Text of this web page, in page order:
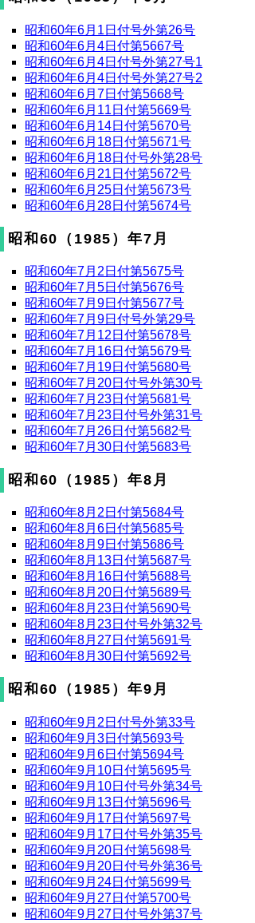
昭和60年6月1日付号外第26号
昭和60年6月4日付第5667号
昭和60年6月4日付号外第27号1
昭和60年6月4日付号外第27号2
昭和60年6月7日付第5668号
昭和60年6月11日付第5669号
昭和60年6月14日付第5670号
昭和60年6月18日付第5671号
昭和60年6月18日付号外第28号
昭和60年6月21日付第5672号
昭和60年6月25日付第5673号
昭和60年6月28日付第5674号
昭和60（1985）年7月
昭和60年7月2日付第5675号
昭和60年7月5日付第5676号
昭和60年7月9日付第5677号
昭和60年7月9日付号外第29号
昭和60年7月12日付第5678号
昭和60年7月16日付第5679号
昭和60年7月19日付第5680号
昭和60年7月20日付号外第30号
昭和60年7月23日付第5681号
昭和60年7月23日付号外第31号
昭和60年7月26日付第5682号
昭和60年7月30日付第5683号
昭和60（1985）年8月
昭和60年8月2日付第5684号
昭和60年8月6日付第5685号
昭和60年8月9日付第5686号
昭和60年8月13日付第5687号
昭和60年8月16日付第5688号
昭和60年8月20日付第5689号
昭和60年8月23日付第5690号
昭和60年8月23日付号外第32号
昭和60年8月27日付第5691号
昭和60年8月30日付第5692号
昭和60（1985）年9月
昭和60年9月2日付号外第33号
昭和60年9月3日付第5693号
昭和60年9月6日付第5694号
昭和60年9月10日付第5695号
昭和60年9月10日付号外第34号
昭和60年9月13日付第5696号
昭和60年9月17日付第5697号
昭和60年9月17日付号外第35号
昭和60年9月20日付第5698号
昭和60年9月20日付号外第36号
昭和60年9月24日付第5699号
昭和60年9月27日付第5700号
昭和60年9月27日付号外第37号